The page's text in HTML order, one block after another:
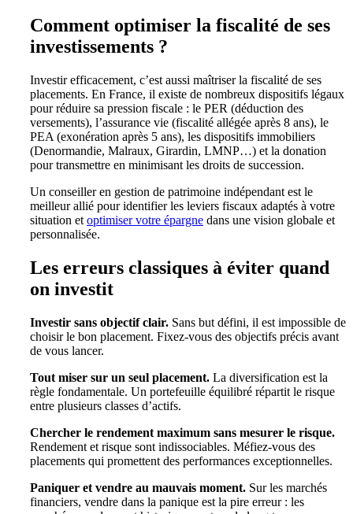
Comment optimiser la fiscalité de ses
investissements ?
Investir efficacement, c’est aussi maîtriser la fiscalité de ses
placements. En France, il existe de nombreux dispositifs légaux
pour réduire sa pression fiscale : le PER (déduction des
versements), l’assurance vie (fiscalité allégée après 8 ans), le
PEA (exonération après 5 ans), les dispositifs immobiliers
(Denormandie, Malraux, Girardin, LMNP…) et la donation
pour transmettre en minimisant les droits de succession.
Un conseiller en gestion de patrimoine indépendant est le
meilleur allié pour identifier les leviers fiscaux adaptés à votre
situation et optimiser votre épargne dans une vision globale et
personnalisée.
Les erreurs classiques à éviter quand
on investit
Investir sans objectif clair. Sans but défini, il est impossible de
choisir le bon placement. Fixez-vous des objectifs précis avant
de vous lancer.
Tout miser sur un seul placement. La diversification est la
règle fondamentale. Un portefeuille équilibré répartit le risque
entre plusieurs classes d’actifs.
Chercher le rendement maximum sans mesurer le risque.
Rendement et risque sont indissociables. Méfiez-vous des
placements qui promettent des performances exceptionnelles.
Paniquer et vendre au mauvais moment. Sur les marchés
financiers, vendre dans la panique est la pire erreur : les